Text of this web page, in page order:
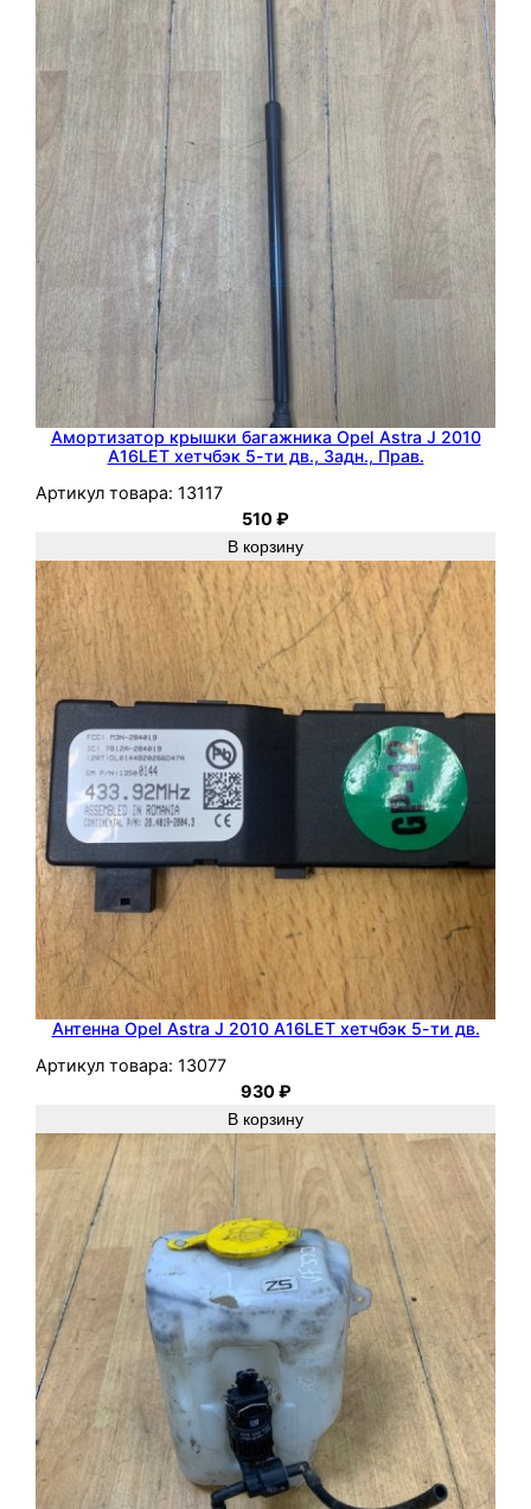
o
s
D
2
2
A
1
3
T
Амортизатор крышки багажника Opel Astra J 2010
A16LET хетчбэк 5-ти дв., Задн., Прав.
Артикул товара: 13117
510₽
В корзину
Антенна Opel Astra J 2010 A16LET хетчбэк 5-ти дв.
Артикул товара: 13077
930₽
В корзину